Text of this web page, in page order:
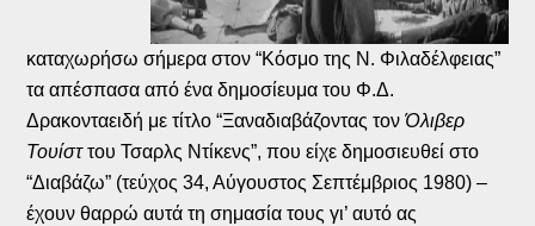
καταχωρήσω σήμερα στον “Κόσμο της Ν. Φιλαδέλφειας”
τα απέσπασα από ένα δημοσίευμα του Φ.Δ.
Δρακονταειδή με τίτλο “Ξαναδιαβάζοντας τονΌλιβερ
Τουίσττου Τσαρλς Ντίκενς”, που είχε δημοσιευθεί στο
“Διαβάζω” (τεύχος 34, Αύγουστος Σεπτέμβριος 1980) –
έχουν θαρρώ αυτά τη σημασία τους γι’ αυτό ας